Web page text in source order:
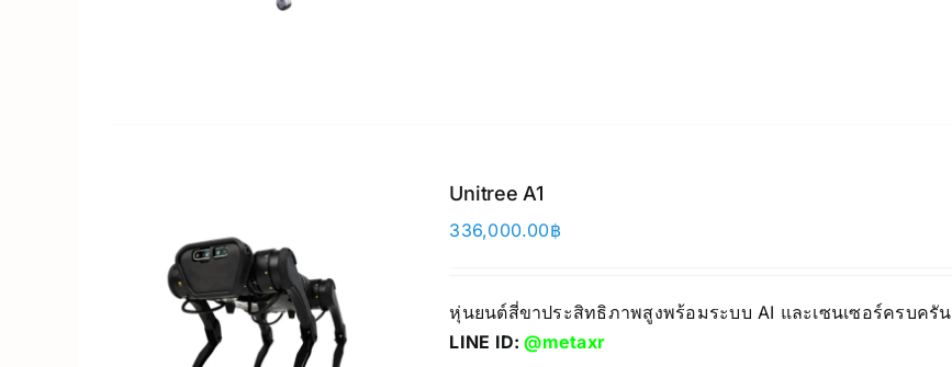
Unitree A1
336,000.00฿
หุ่นยนต์สี่ขาประสิทธิภาพสูงพร้อมระบบ AI และเซนเซอร์ครบครัน
LINE ID:@metaxr